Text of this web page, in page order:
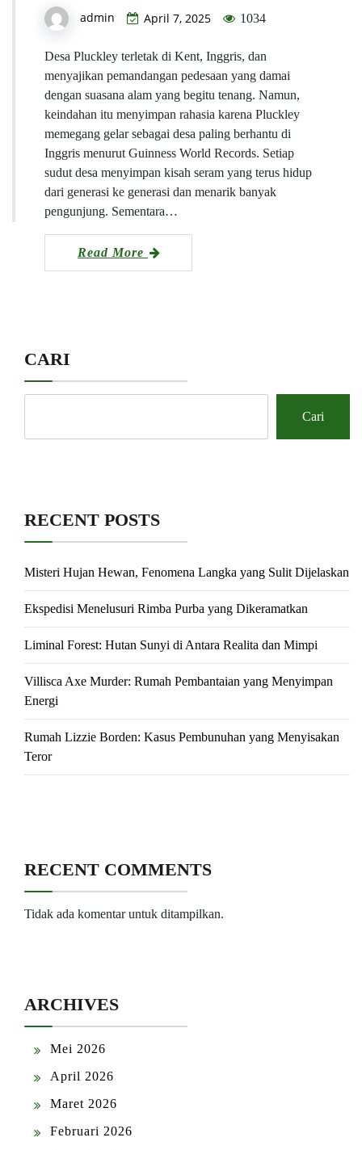
admin April 7, 2025 1034
Desa Pluckley terletak di Kent, Inggris, dan
menyajikan pemandangan pedesaan yang damai
dengan suasana alam yang begitu tenang. Namun,
keindahan itu menyimpan rahasia karena Pluckley
memegang gelar sebagai desa paling berhantu di
Inggris menurut Guinness World Records. Setiap
sudut desa menyimpan kisah seram yang terus hidup
dari generasi ke generasi dan menarik banyak
pengunjung. Sementara…
Read More
CARI
Cari
RECENT POSTS
Misteri Hujan Hewan, Fenomena Langka yang Sulit Dijelaskan
Ekspedisi Menelusuri Rimba Purba yang Dikeramatkan
Liminal Forest: Hutan Sunyi di Antara Realita dan Mimpi
Villisca Axe Murder: Rumah Pembantaian yang Menyimpan
Energi
Rumah Lizzie Borden: Kasus Pembunuhan yang Menyisakan
Teror
RECENT COMMENTS
Tidak ada komentar untuk ditampilkan.
ARCHIVES
Mei 2026
April 2026
Maret 2026
Februari 2026